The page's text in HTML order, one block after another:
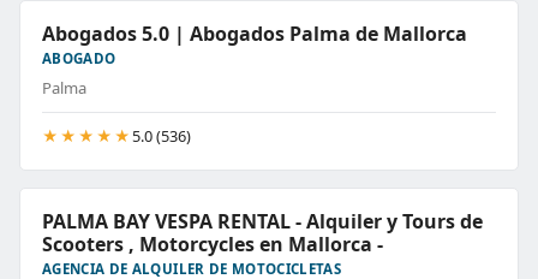
Abogados 5.0 | Abogados Palma de Mallorca
ABOGADO
Palma
★★★★★ 5.0 (536)
PALMA BAY VESPA RENTAL - Alquiler y Tours de
Scooters , Motorcycles en Mallorca -
AGENCIA DE ALQUILER DE MOTOCICLETAS